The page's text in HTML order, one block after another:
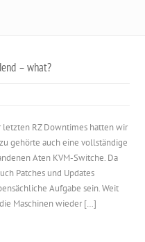
– what?
RZ Downtimes hatten wir
gehörte auch eine vollständige
Aten KVM-Switche. Da
Patches und Updates
Aufgabe sein. Weit
Maschinen wieder […]